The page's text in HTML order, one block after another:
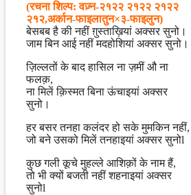
(रचना शिल्प: वज़्न-२१२२ २१२२ २१२२
२१२,अर्कान-फाइलातुन×३-फाइलुन)
बेसबब है की नहीं ग़ुस्ताख़ियां अक्सर सुनो।
जाम बिन आई नहीं मदहोशियां अक्सर सुनो।
ज़िल्लतों के बाद हासिल ना ज़मीं औ ना
फलक़,
ना मिलें क़िस्मत बिना ऊंचाइयां अक्सर
सुनो।
हर बसर तनहा कलंदर हो सके मुमकिन नहीं,
जो बने उसको मिलें तनहाइयां अक्सर सुनोl
कुछ गली कूचे मुहल्ले आशिक़ों के नाम हैं,
तो भी क्यों बजती नहीं शहनाइयां अक्सर
सुनोl